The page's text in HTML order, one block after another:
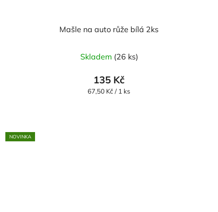
Mašle na auto růže bílá 2ks
Skladem (26 ks)
135 Kč
Měrná
67,50 Kč / 1 ks
NOVINKA